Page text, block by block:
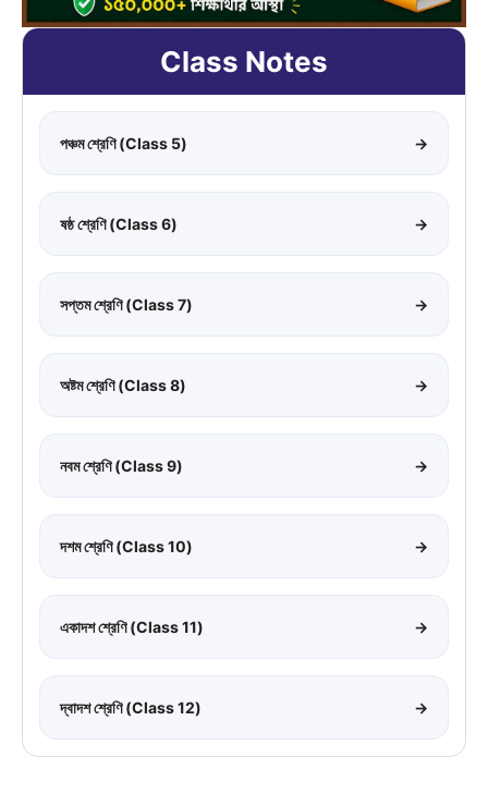
Class Notes
পঞ্চম শ্রেণি (Class 5) →
ষষ্ঠ শ্রেণি (Class 6) →
সপ্তম শ্রেণি (Class 7) →
অষ্টম শ্রেণি (Class 8) →
নবম শ্রেণি (Class 9) →
দশম শ্রেণি (Class 10) →
একাদশ শ্রেণি (Class 11) →
দ্বাদশ শ্রেণি (Class 12) →